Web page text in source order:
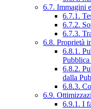
6.7. Immagini
6.7.1.
6.7.2.
6.7.3.
6.8. Proprietà
6.8.1.
6.8.2.
dalla
6.8.3.
6.9.
6.9.1. I